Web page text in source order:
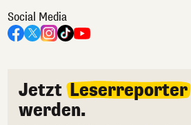
Social Media
Jetzt Leserreporter
werden.